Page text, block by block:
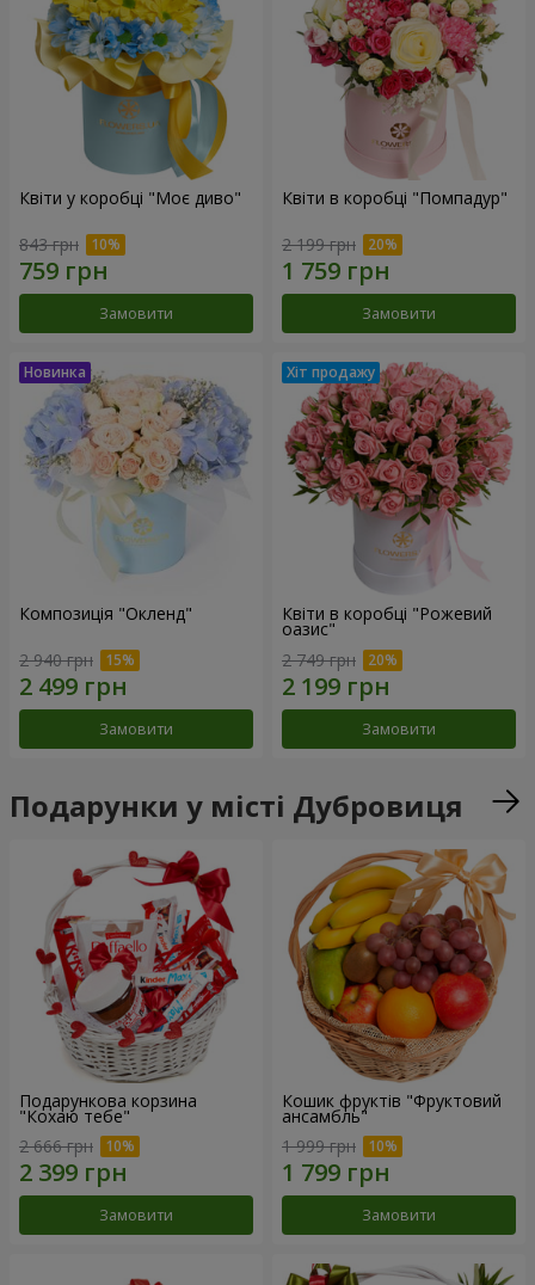
Квіти у коробці "Моє диво"
843 грн
Замовити
Квіти в коробці "Помпадур"
2 199 грн
Замовити
Композиція "Окленд"
2 940 грн
Замовити
Квіти в коробці "Рожевий
оазис"
2 749 грн
Замовити
Подарунки у місті Дубровиця
Подарункова корзина
"Кохаю тебе"
2 666 грн
Замовити
Кошик фруктів "Фруктовий
ансамбль"
1 999 грн
Замовити